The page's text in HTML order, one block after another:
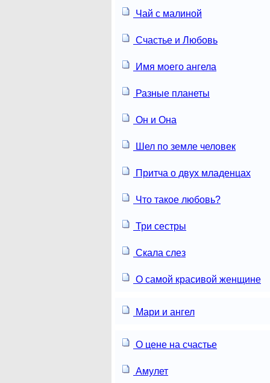
Чай с малиной
Счастье и Любовь
Имя моего ангела
Разные планеты
Он и Она
Шел по земле человек
Притча о двух младенцах
Что такое любовь?
Три сестры
Скала слез
О самой красивой женщине
Мари и ангел
О цене на счастье
Амулет